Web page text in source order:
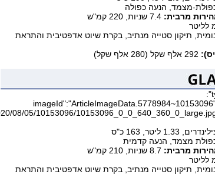
תיקון סטייה מנתיב, בקרת שיוט אדפטיבית והתראת
{"type":"image","data":
תיקון סטייה מנתיב, בקרת שיוט אדפטיבית והתראת